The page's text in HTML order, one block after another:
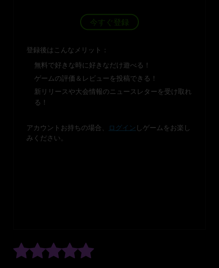
今すぐ登録
登録後はこんなメリット：
無料で好きな時に好きなだけ遊べる！
ゲームの評価＆レビューを投稿できる！
新リリースや大会情報のニュースレターを受け取れ
る！
アカウントお持ちの場合、 ログイン しゲームをお楽し
みください。